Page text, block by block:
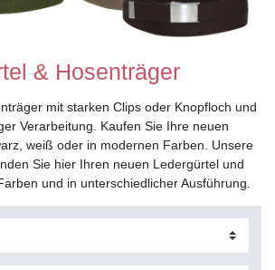
& Hosenträger
mit starken Clips oder Knopfloch und
Verarbeitung. Kaufen Sie Ihre neuen
weiß oder in modernen Farben. Unsere
Sie hier Ihren neuen Ledergürtel und
und in unterschiedlicher Ausführung.